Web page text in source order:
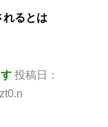
れるとは
投稿日：